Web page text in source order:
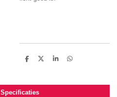
D
n
D
S
e
D
n
Specificaties